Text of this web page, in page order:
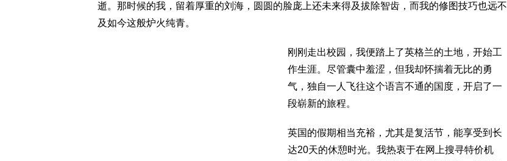
逝。那时候的我，留着厚重的刘海，圆圆的脸庞上还未来得及拔除智齿，而我的修图技巧也远不
及如今这般炉火纯青。
刚刚走出校园，我便踏上了英格兰的土地，开始工
作生涯。尽管囊中羞涩，但我却怀揣着无比的勇
气，独自一人飞往这个语言不通的国度，开启了一
段崭新的旅程。
英国的假期相当充裕，尤其是复活节，能享受到长
达20天的休憩时光。我热衷于在网上搜寻特价机